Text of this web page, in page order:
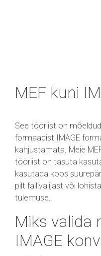
MEF kuni
See tööriist on
formaadist IMAGE
kahjustamata. Meie
tööriist on tasuta
kasutada koos
pilt failivalijast või
tulemuse.
Miks valida
IMAGE